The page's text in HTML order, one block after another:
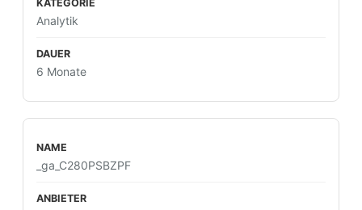
Analytik
6 Monate
_ga_C280PSBZPF